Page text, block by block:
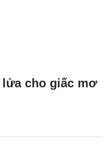
cho giấc mơ